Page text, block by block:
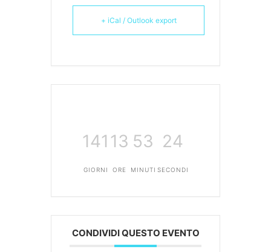
+ iCal / Outlook export
141
GIORNI
13
ORE
53
MINUTI
23
SECONDI
CONDIVIDI QUESTO EVENTO